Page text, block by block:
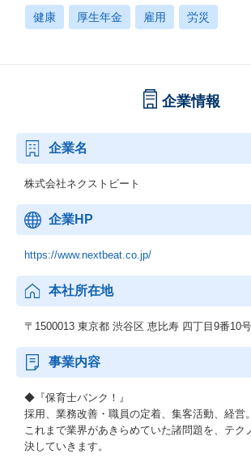
健康 厚生年金 雇用 労災
企業情報
企業名
株式会社ネクストビート
企業HP
https://www.nextbeat.co.jp/
本社所在地
〒1500013 東京都 渋谷区 恵比寿 四丁目9番10号
事業内容
◆『保育士バンク！』
採用、業務改善・職員の定着、集客活動、経営。
これまで業界があきらめていた諸問題を、テク
決していきます。